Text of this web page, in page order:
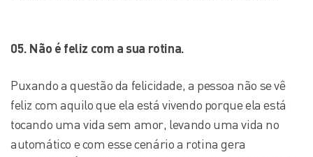
05. Não é feliz com a sua rotina.
Puxando a questão da felicidade, a pessoa não se vê
feliz com aquilo que ela está vivendo porque ela está
tocando uma vida sem amor, levando uma vida no
automático e com esse cenário a rotina gera